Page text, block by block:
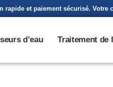
rapide et paiement sécurisé. Votre
d’eau Traitement de